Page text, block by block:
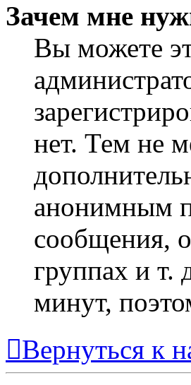
Зачем мне
Вы можете
нет. Тем не
анонимным
сообщения,
группах и т.
минут,
Вернуться к